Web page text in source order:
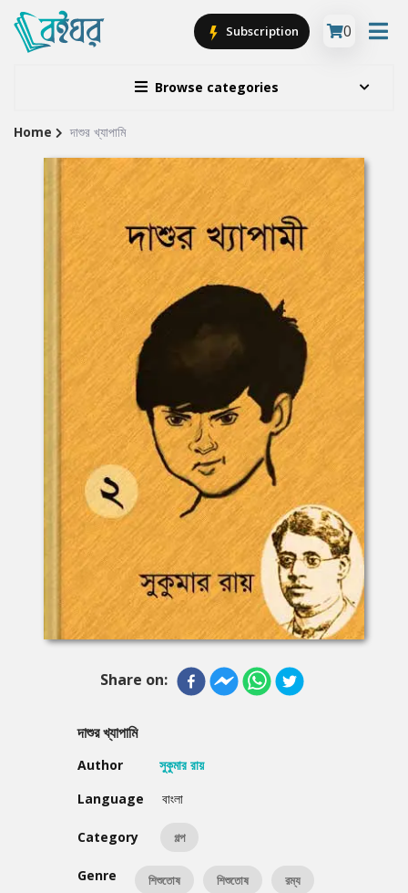
Browse categories
Subscription 0
Site
Breadcrumb
Home দাশুর খ্যাপামি
Share on:
দাশুর খ্যাপামি
Author
সুকুমার রায়
Language
বাংলা
Category গল্প
Genre শিশুতোষ শিশুতোষ রম্য